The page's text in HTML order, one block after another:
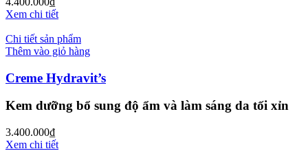
Xem chi tiết
Chi tiết sản phẩm
Thêm vào giỏ hàng
Creme Hydravit’s
Kem dưỡng bổ sung độ ẩm và làm sáng da tối xỉn
3.400.000₫
Xem chi tiết